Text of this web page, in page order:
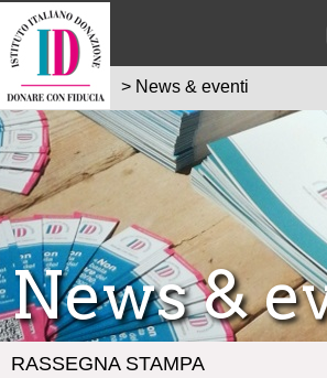
News &
RASSEGNA STAMPA
> News & eventi